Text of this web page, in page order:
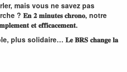
mais vous ne savez pas
? 𝐄𝐧 𝟐𝐦𝐢𝐧𝐮𝐭𝐞𝐬𝐜𝐡𝐫𝐨𝐧𝐨, notre
𝐞𝐭 𝐞𝐟𝐟𝐢𝐜𝐚𝐜𝐞𝐦𝐞𝐧𝐭.
plus solidaire… 𝐋𝐞𝐁𝐑𝐒 𝐜𝐡𝐚𝐧𝐠𝐞𝐥𝐚